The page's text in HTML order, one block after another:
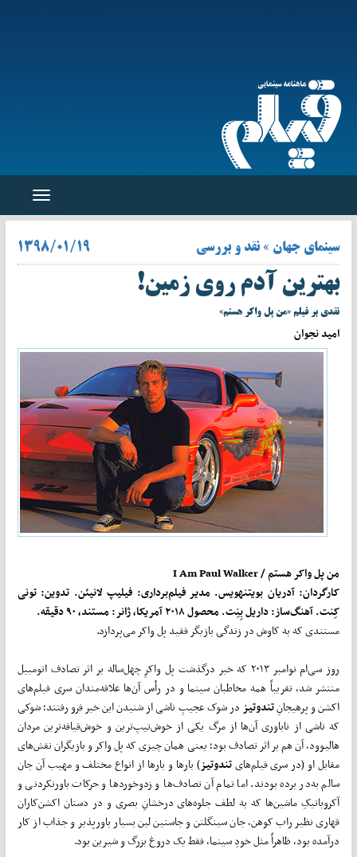
Toggle
سینمای جهان » نقد و بررسی ۱۳۹۸/۰۱/۱۹
بهترین آدم روی زمین!
نقدی بر فیلم «من پل واکر هستم»
امید نجوان
من پل واکر هستم /I Am Paul Walker
کارگردان: آدریان بویتنهویس. مدیر فیلم‌برداری: فیلیپ لانیئن. تدوین: تونی
کِنت. آهنگ‌ساز: داریل بِنِت. محصول ۲۰۱۸ آمریکا، ژانر: مستند، ۹۰ دقیقه.
مستندی که به کاوش در زندگی بازیگر فقید پل واکر می‌پردازد.
روز سی‌ام نوامبر ۲۰۱۳ که خبر درگذشت پل واکرِ چهل‌ساله بر اثر تصادف اتومبیل
منتشر شد، تقریباً همه مخاطبان سینما و در رأس آن‌ها علاقه‌مندان سری فیلم‌های
اکشن و پرهیجانِتندوتیزدر شوک عجیبِ ناشی از شنیدن این خبر فرو رفتند؛ شوکی
که ناشی از ناباوری آن‌ها از مرگ یکی از خوش‌تیپ‌ترین و خوش‌قیافه‌‌ترین مردان
هالیوود، آن هم بر اثر تصادف بود؛ یعنی همان چیزی که پل واکر و بازیگران نقش‌های
مقابل او (در سری فیلم‌هایتندوتیز) بارها و بارها از انواع مختلف و مهیب آن جان
سالم به‌در برده بودند. اما تمام آن تصادف‌ها و زدوخوردها و حرکات باورنکردنی و
آکروباتیکِ ماشین‌ها که به لطف جلوه‌های درخشانِ بصری و در دستان اکشن‌کاران
قهاری نظیر راب کوهن، جان سینگلتن و جاستین لین بسیار باورپذیر و جذاب از کار
درآمده بود، ظاهراً مثل خودِ سینما، فقط یک دروغ بزرگ و شیرین بود.